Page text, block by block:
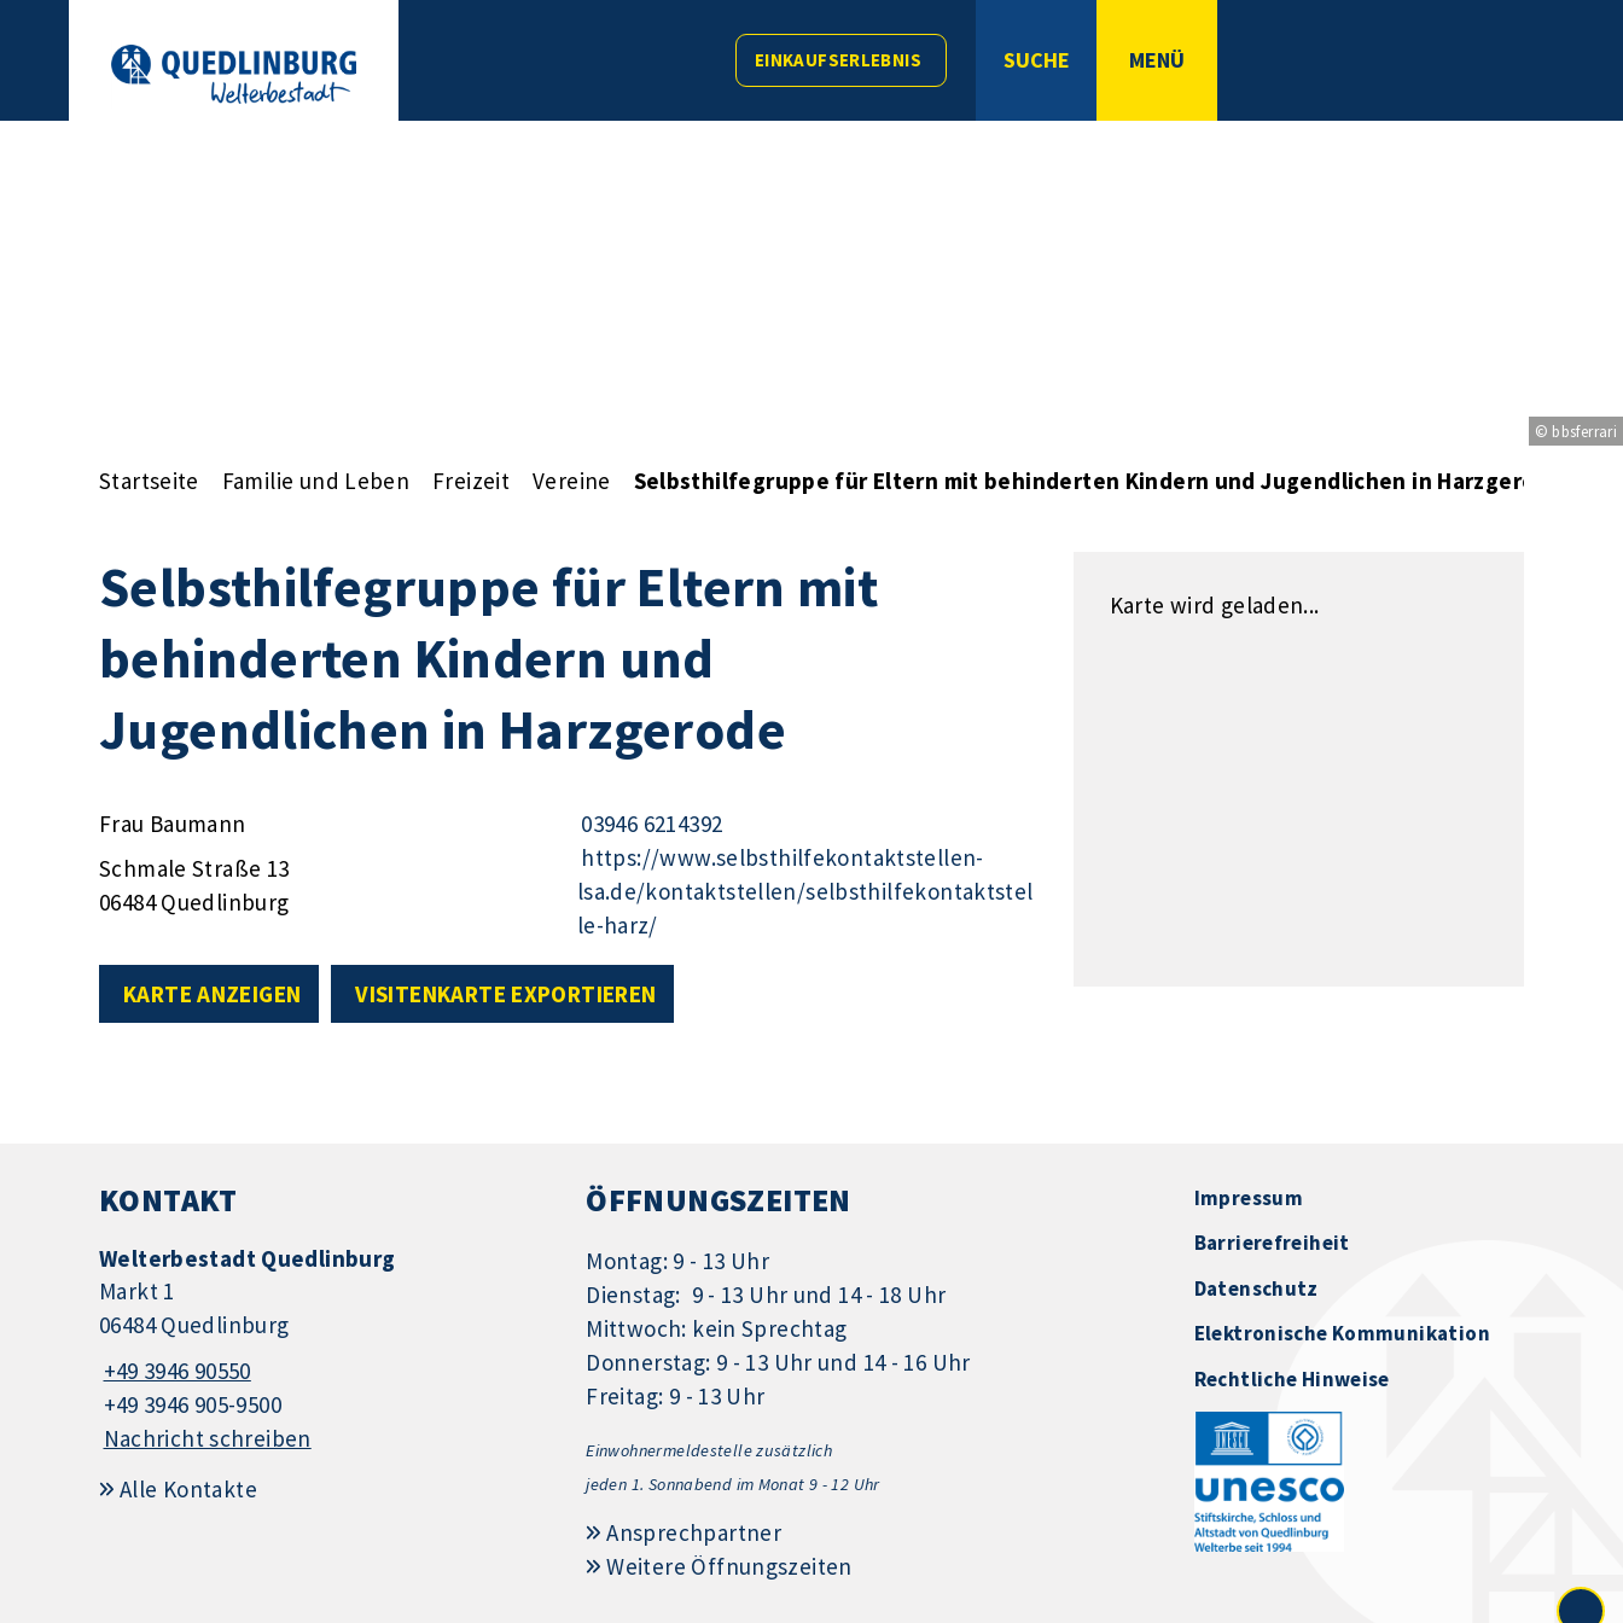
EINKAUFSERLEBNIS SUCHE MENÜ
© bbsferrari
Startseite Familie und Leben Freizeit Vereine Selbsthilfegruppe für Eltern mit behinderten Kindern und Jugendlichen in Harzgerode
Selbsthilfegruppe für Eltern mit
behinderten Kindern und
Jugendlichen in Harzgerode
Frau Baumann
Schmale Straße 13
06484 Quedlinburg
03946 6214392
https://www.selbsthilfekontaktstellen-
lsa.de/kontaktstellen/selbsthilfekontaktstel
le-harz/
KARTE ANZEIGEN VISITENKARTE EXPORTIEREN
Karte wird geladen...
KONTAKT
Welterbestadt Quedlinburg
Markt 1
06484 Quedlinburg
+49 3946 90550
+49 3946 905-9500
Nachricht schreiben
Alle Kontakte
ÖFFNUNGSZEITEN
Montag: 9 - 13 Uhr
Dienstag: 9 - 13 Uhr und 14 - 18 Uhr
Mittwoch: kein Sprechtag
Donnerstag: 9 - 13 Uhr und 14 - 16 Uhr
Freitag: 9 - 13 Uhr
Einwohnermeldestelle zusätzlich
jeden 1. Sonnabend im Monat 9 - 12 Uhr
Ansprechpartner
Weitere Öffnungszeiten
Impressum
Barrierefreiheit
Datenschutz
Elektronische Kommunikation
Rechtliche Hinweise